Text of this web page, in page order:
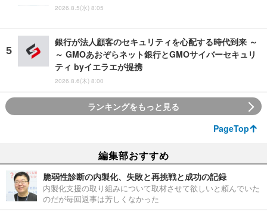
2026.8.5(水) 8:05
銀行が法人顧客のセキュリティを心配する時代到来 ～
～ GMOあおぞらネット銀行とGMOサイバーセキュリ
ティ byイエラエが提携
2026.8.6(木) 8:00
ランキングをもっと見る
PageTop
編集部おすすめ
脆弱性診断の内製化、失敗と再挑戦と成功の記録
内製化支援の取り組みについて取材させて欲しいと頼んでいた
のだが毎回返事は芳しくなかった